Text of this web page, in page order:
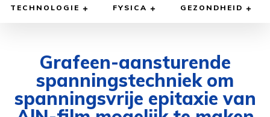
TECHNOLOGIE FYSICA GEZONDHEID
Grafeen-aansturende
spanningstechniek om
spanningsvrije epitaxie van